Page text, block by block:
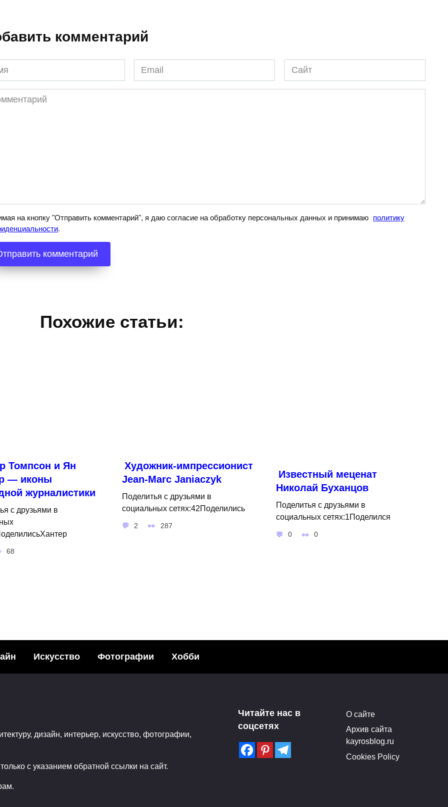
комментарий
Email
*
Сайт
на кнопку "Отправить комментарий", я даю согласие на обработку персональных данных и принимаю политику
.
Похожие статьи:
Томпсон и Ян
— иконы
журналистики
с друзьями в
68
Художник-импрессионист
Jean-Marc Janiaczyk
Поделитья с друзьями в
социальных сетях:42Поделились
2 287
Известный меценат
Николай Буханцов
Поделитья с друзьями в
социальных сетях:1Поделился
0 0
сетях:68Поделились
пустынных скалах Нью-
Мехико
социальных сетях:20Поделились
Марии Бургановой в РАХ
(28.04-17.05.15)
Поделитья с друзьями в
социальных сетях:3Поделились
Искусство Фотографии Хобби
дизайн, интерьер, искусство, фотографии,
с указанием обратной ссылки на сайт.
Читайте нас в
соцсетях
О сайте
Архив сайта
kayrosblog.ru
Cookies Policy